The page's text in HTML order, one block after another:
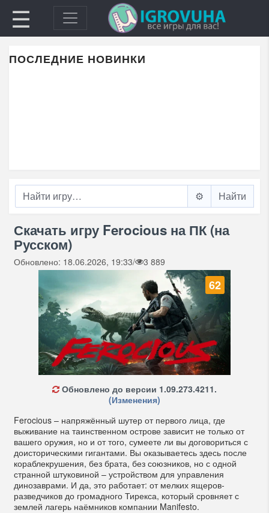
☰
ПОСЛЕДНИЕ НОВИНКИ
⚙️
Скачать игру Ferocious на ПК (на
Русском)
Обновлено: 18.06.2026, 19:33/ 3 889
62
Обновлено до версии 1.09.273.4211.
(Изменения)
Ferocious – напряжённый шутер от первого лица, где
выживание на таинственном острове зависит не только от
вашего оружия, но и от того, сумеете ли вы договориться с
доисторическими гигантами. Вы оказываетесь здесь после
кораблекрушения, без брата, без союзников, но с одной
странной штуковиной – устройством для управления
динозаврами. И да, это работает: от мелких ящеров-
разведчиков до громадного Тирекса, который сровняет с
землей лагерь наёмников компании Manifesto.